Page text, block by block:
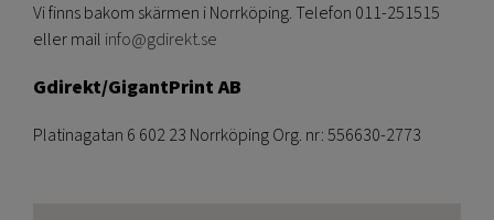
Vi finns bakom skärmen i Norrköping. Telefon 011-251515
eller mail info@gdirekt.se
Gdirekt/GigantPrint AB
Platinagatan 6 602 23 Norrköping Org. nr: 556630-2773